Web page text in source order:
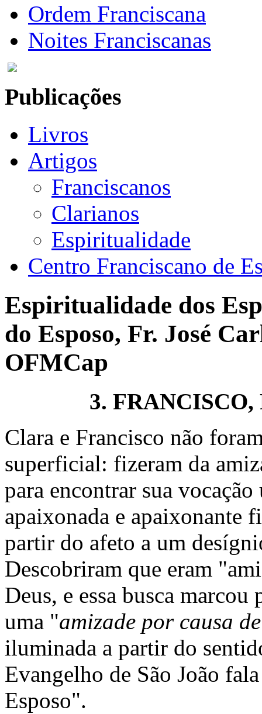
Ordem Franciscana
Noites Franciscanas
Publicações
Livros
Artigos
Franciscanos
Clarianos
Espiritualidade
Centro Franciscano de
Espiritualidade dos
do Esposo, Fr. José
OFMCap
3. FRANCISCO,
Clara e Francisco não
superficial: fizeram da
para encontrar sua
apaixonada e apaixonante
partir do afeto a um
Descobriram que eram
Deus, e essa busca
uma "amizade por causa
iluminada a partir do
Evangelho de São João
Esposo".